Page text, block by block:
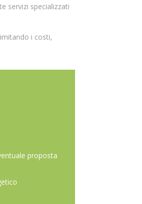
servizi specializzati
i costi,
proposta